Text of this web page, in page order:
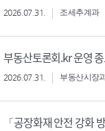
2026.07.31. 조세추계과
부동산토론회.kr 운영
2026.07.31. 부동산시장
「공장화재 안전 강화